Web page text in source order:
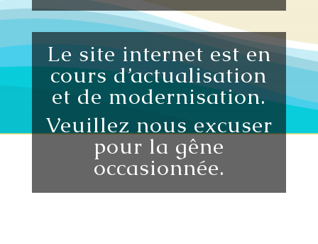
Le site internet est en
cours d’actualisation
et de modernisation.
Veuillez nous excuser
pour la gêne
occasionnée.